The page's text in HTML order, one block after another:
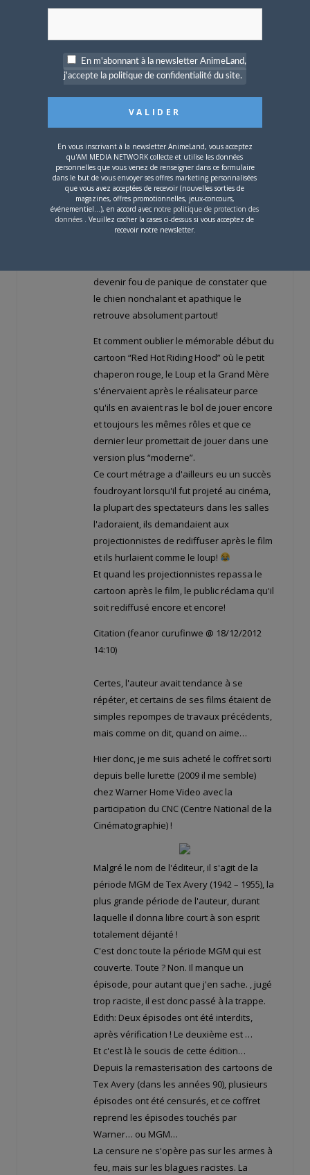
Les cartoons où Droopy pourchasse le
Loup Bagnard font partie de mes favoris
devenir fou de panique de constater que
le chien nonchalant et apathique le
retrouve absolument partout!
Et comment oublier le mémorable début du
cartoon “Red Hot Riding Hood” où le petit
chaperon rouge, le Loup et la Grand Mère
s'énervaient après le réalisateur parce
qu'ils en avaient ras le bol de jouer encore
et toujours les mêmes rôles et que ce
dernier leur promettait de jouer dans une
version plus “moderne”.
Ce court métrage a d'ailleurs eu un succès
foudroyant lorsqu'il fut projeté au cinéma,
la plupart des spectateurs dans les salles
l'adoraient, ils demandaient aux
projectionnistes de rediffuser après le film
et ils hurlaient comme le loup!
Et quand les projectionnistes repassa le
cartoon après le film, le public réclama qu'il
soit rediffusé encore et encore!
Citation (feanor curufinwe @ 18/12/2012
14:10)
Certes, l'auteur avait tendance à se
répéter, et certains de ses films étaient de
simples repompes de travaux précédents,
mais comme on dit, quand on aime…
Hier donc, je me suis acheté le coffret sorti
depuis belle lurette (2009 il me semble)
chez Warner Home Video avec la
participation du CNC (Centre National de la
Cinématographie) !
Malgré le nom de l'éditeur, il s'agit de la
période MGM de Tex Avery (1942 – 1955), la
plus grande période de l'auteur, durant
laquelle il donna libre court à son esprit
totalement déjanté !
C'est donc toute la période MGM qui est
couverte. Toute ? Non. Il manque un
épisode, pour autant que j'en sache. , jugé
trop raciste, il est donc passé à la trappe.
Edith: Deux épisodes ont été interdits,
après vérification ! Le deuxième est …
Et c'est là le soucis de cette édition…
Depuis la remasterisation des cartoons de
Tex Avery (dans les années 90), plusieurs
épisodes ont été censurés, et ce coffret
reprend les épisodes touchés par
Warner… ou MGM…
La censure ne s'opère pas sur les armes à
feu, mais sur les blagues racistes. La
En m'abonnant à la newsletter AnimeLand,
j'accepte la politique de confidentialité du site.
En vous inscrivant à la newsletter AnimeLand, vous acceptez
qu'AM MEDIA NETWORK collecte et utilise les données
personnelles que vous venez de renseigner dans ce formulaire
dans le but de vous envoyer ses offres marketing personnalisées
que vous avez acceptées de recevoir (nouvelles sorties de
magazines, offres promotionnelles, jeux-concours,
événementiel...), en accord avec notre politique de protection des
données . Veuillez cocher la cases ci-dessus si vous acceptez de
recevoir notre newsletter.